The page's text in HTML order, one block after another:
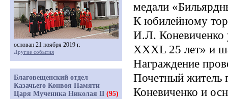
медали
К юбилейному
И.Л. Коневиченко
XXXL 25 лет» и
Награждение
Почетный житель
Коневиченко и
основан 21 ноября 2019 г.
Другие события
Благовещенский отдел
Казачьего Конвоя Памяти
Царя Мученика Николая II (95)